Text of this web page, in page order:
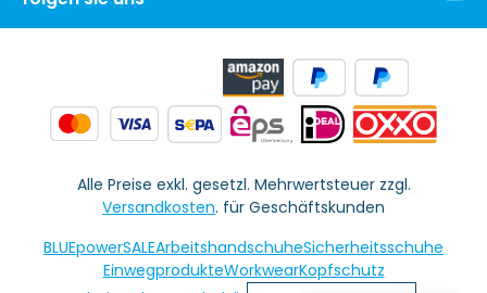
Alle Preise exkl. gesetzl. Mehrwertsteuer zzgl.
Versandkosten. für Geschäftskunden
BLUEpowerSALEArbeitshandschuheSicherheitsschuhe
EinwegprodukteWorkwearKopfschutz